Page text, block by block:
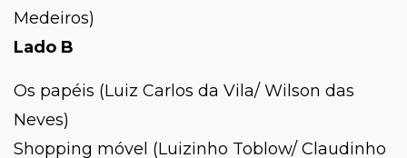
Medeiros)
Lado B
Os papéis (Luiz Carlos da Vila/ Wilson das
Neves)
Shopping móvel (Luizinho Toblow/ Claudinho